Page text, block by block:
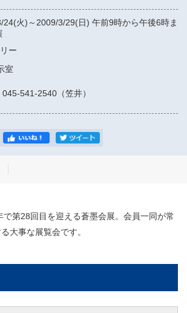
24(火)～ 2009/3/29(日) 午前9時から午後6時ま
ー
室
541-2540（笠井）
で第28回目を迎える蒼墨会展。会員一同が常
大事な展覧会です。